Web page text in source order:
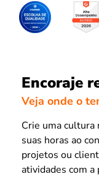
Encoraje
Veja onde o
Crie uma cultura
suas horas ao
projetos ou
atividades com a